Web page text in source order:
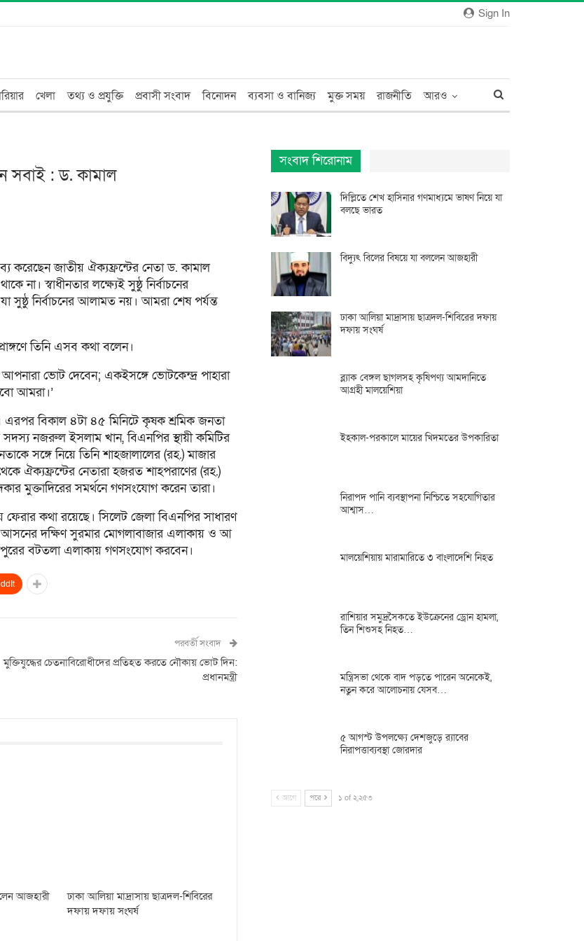
Sign In
খেলা তথ্য ও প্রযুক্তি প্রবাসী সংবাদ বিনোদন ব্যবসা ও বানিজ্য মুক্ত সময় রাজনীতি আরও
সবাই : ড. কামাল
করেছেন জাতীয় ঐক্যফ্রন্টের নেতা ড. কামাল
না। স্বাধীনতার লক্ষ্যেই সুষ্ঠু নির্বাচনের
সুষ্ঠু নির্বাচনের আলামত নয়। আমরা শেষ পর্যন্ত
তিনি এসব কথা বলেন।
ভোট দেবেন; একইসঙ্গে ভোটকেন্দ্র পাহারা
আমরা।’
বিকাল ৪টা ৪৫ মিনিটে কৃষক শ্রমিক জনতা
সদস্য নজরুল ইসলাম খান, বিএনপির স্থায়ী কমিটির
সঙ্গে নিয়ে তিনি শাহজালালের (রহ.) মাজার
ঐক্যফ্রন্টের নেতারা হজরত শাহপরাণের (রহ.)
মুক্তাদিরের সমর্থনে গণসংযোগ করেন তারা।
কথা রয়েছে। সিলেট জেলা বিএনপির সাধারণ
দক্ষিণ সুরমার মোগলাবাজার এলাকায় ও আ
বটতলা এলাকায় গণসংযোগ করবেন।
পরবর্তী সংবাদ
মুক্তিযুদ্ধের চেতনাবিরোধীদের প্রতিহত করতে নৌকায় ভোট দিন:
প্রধানমন্ত্রী
আজহারী
ঢাকা আলিয়া মাদ্রাসায় ছাত্রদল-শিবিরের
দফায় দফায় সংঘর্ষ
সংবাদ শিরোনাম
দিল্লিতে শেখ হাসিনার গণমাধ্যমে ভাষণ নিয়ে যা
বলছে ভারত
বিদ্যুৎ বিলের বিষয়ে যা বললেন আজহারী
ঢাকা আলিয়া মাদ্রাসায় ছাত্রদল-শিবিরের দফায়
দফায় সংঘর্ষ
ব্ল্যাক বেঙ্গল ছাগলসহ কৃষিপণ্য আমদানিতে
আগ্রহী মালয়েশিয়া
ইহকাল-পরকালে মায়ের খিদমতের উপকারিতা
নিরাপদ পানি ব্যবস্থাপনা নিশ্চিতে সহযোগিতার
আশ্বাস…
মালয়েশিয়ায় মারামারিতে ৩ বাংলাদেশি নিহত
রাশিয়ার সমুদ্রসৈকতে ইউক্রেনের ড্রোন হামলা,
তিন শিশুসহ নিহত…
মন্ত্রিসভা থেকে বাদ পড়তে পারেন অনেকেই,
নতুন করে আলোচনায় যেসব…
৫ আগস্ট উপলক্ষ্যে দেশজুড়ে র‌্যাবের
নিরাপত্তাব্যবস্থা জোরদার
আগে পরে ১ of ২,২৫৩